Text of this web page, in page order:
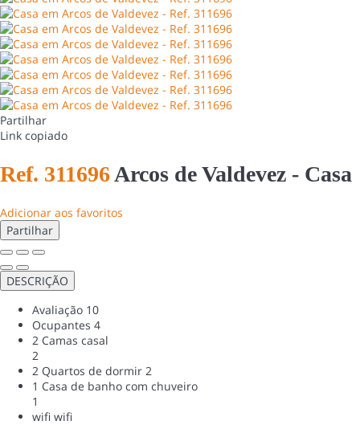
Partilhar
Link copiado
Ref. 311696Arcos de Valdevez - Casa
Adicionar aos favoritos
Partilhar
DESCRIÇÃO
Avaliação 10
Ocupantes 4
2 Camas casal
2
2 Quartos de dormir 2
1 Casa de banho com chuveiro
1
wifi wifi